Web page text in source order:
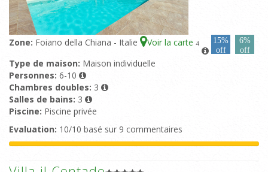
Zone: Foiano della Chiana - Italie Voir la carte 4
15%
off
6%
off
Type de maison: Maison individuelle
Personnes: 6-10
Chambres doubles: 3
Salles de bains: 3
Piscine: Piscine privée
Evaluation: 10/10 basé sur 9 commentaires